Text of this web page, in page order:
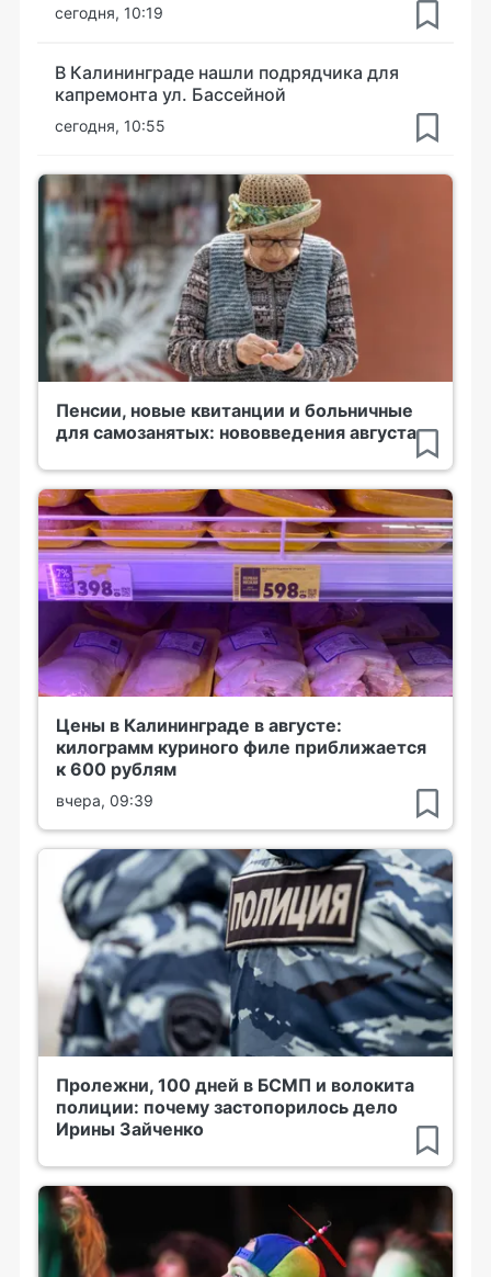
сегодня, 10:19
В Калининграде нашли подрядчика для
капремонта ул. Бассейной
сегодня, 10:55
Пенсии, новые квитанции и больничные
для самозанятых: нововведения августа
Цены в Калининграде в августе:
килограмм куриного филе приближается
к 600 рублям
вчера, 09:39
Пролежни, 100 дней в БСМП и волокита
полиции: почему застопорилось дело
Ирины Зайченко